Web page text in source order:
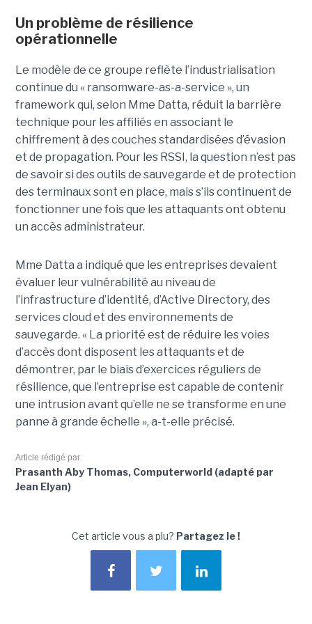
Un problème de résilience
opérationnelle
Le modèle de ce groupe reflète l’industrialisation
continue du « ransomware-as-a-service », un
framework qui, selon Mme Datta, réduit la barrière
technique pour les affiliés en associant le
chiffrement à des couches standardisées d’évasion
et de propagation. Pour les RSSI, la question n’est pas
de savoir si des outils de sauvegarde et de protection
des terminaux sont en place, mais s’ils continuent de
fonctionner une fois que les attaquants ont obtenu
un accès administrateur.
Mme Datta a indiqué que les entreprises devaient
évaluer leur vulnérabilité au niveau de
l’infrastructure d’identité, d’Active Directory, des
services cloud et des environnements de
sauvegarde. « La priorité est de réduire les voies
d’accès dont disposent les attaquants et de
démontrer, par le biais d’exercices réguliers de
résilience, que l’entreprise est capable de contenir
une intrusion avant qu’elle ne se transforme en une
panne à grande échelle », a-t-elle précisé.
Article rédigé par
Prasanth Aby Thomas, Computerworld (adapté par
Jean Elyan)
Cet article vous a plu? Partagez le !